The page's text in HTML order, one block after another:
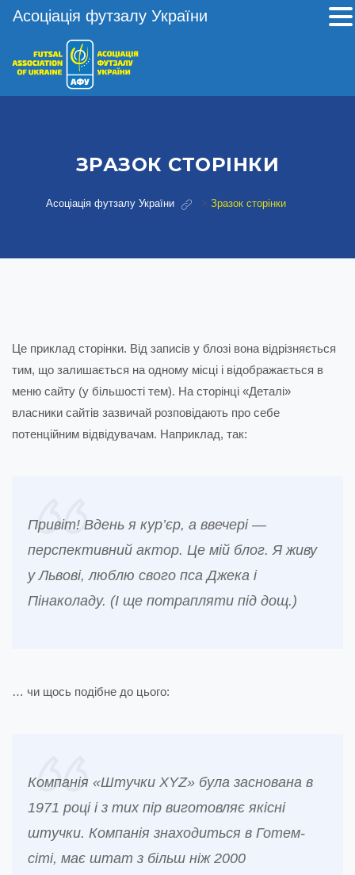
ЗРАЗОК СТОРІНКИ
Асоціація футзалу України > Зразок сторінки
Це приклад сторінки. Від записів у блозі вона відрізняється
тим, що залишається на одному місці і відображається в
меню сайту (у більшості тем). На сторінці «Деталі»
власники сайтів зазвичай розповідають про себе
потенційним відвідувачам. Наприклад, так:
Привіт! Вдень я кур’єр, а ввечері —
перспективний актор. Це мій блог. Я живу
у Львові, люблю свого пса Джека і
Пінаколаду. (І ще потрапляти під дощ.)
… чи щось подібне до цього:
Компанія «Штучки XYZ» була заснована в
1971 році і з тих пір виготовляє якісні
штучки. Компанія знаходиться в Готем-
сіті, має штат з більш ніж 2000
Асоціація футзалу України